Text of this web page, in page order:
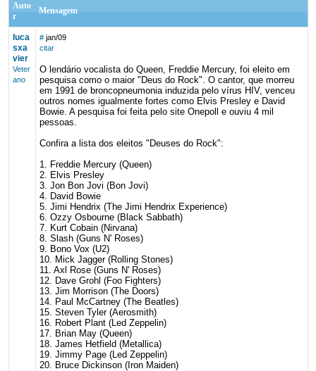
Auto
r
Mensagem
luca
sxa
vier
Veter
ano
# jan/09
citar
O lendário vocalista do Queen, Freddie Mercury, foi eleito em
pesquisa como o maior "Deus do Rock". O cantor, que morreu
em 1991 de broncopneumonia induzida pelo vírus HIV, venceu
outros nomes igualmente fortes como Elvis Presley e David
Bowie. A pesquisa foi feita pelo site Onepoll e ouviu 4 mil
pessoas.
Confira a lista dos eleitos "Deuses do Rock":
1. Freddie Mercury (Queen)
2. Elvis Presley
3. Jon Bon Jovi (Bon Jovi)
4. David Bowie
5. Jimi Hendrix (The Jimi Hendrix Experience)
6. Ozzy Osbourne (Black Sabbath)
7. Kurt Cobain (Nirvana)
8. Slash (Guns N' Roses)
9. Bono Vox (U2)
10. Mick Jagger (Rolling Stones)
11. Axl Rose (Guns N' Roses)
12. Dave Grohl (Foo Fighters)
13. Jim Morrison (The Doors)
14. Paul McCartney (The Beatles)
15. Steven Tyler (Aerosmith)
16. Robert Plant (Led Zeppelin)
17. Brian May (Queen)
18. James Hetfield (Metallica)
19. Jimmy Page (Led Zeppelin)
20. Bruce Dickinson (Iron Maiden)